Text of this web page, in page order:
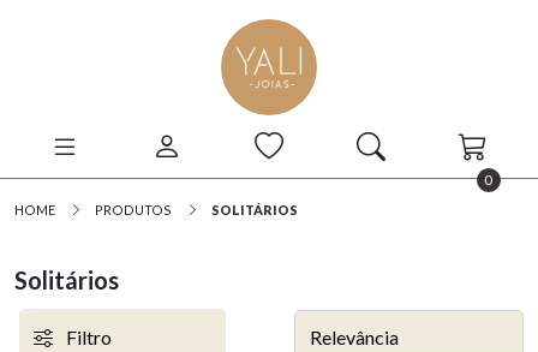
0
HOME PRODUTOS SOLITÁRIOS
Solitários
Filtro